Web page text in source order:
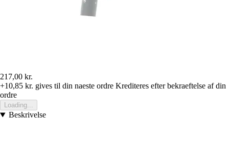
217,00 kr.
+10,85 kr. gives til din naeste ordre Krediteres efter bekraeftelse af din
ordre
Loading...
Beskrivelse